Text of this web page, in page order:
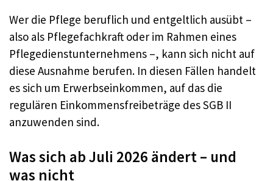
Wer die Pflege beruflich und entgeltlich ausübt –
also als Pflegefachkraft oder im Rahmen eines
Pflegedienstunternehmens –, kann sich nicht auf
diese Ausnahme berufen. In diesen Fällen handelt
es sich um Erwerbseinkommen, auf das die
regulären Einkommensfreibeträge des SGB II
anzuwenden sind.
Was sich ab Juli 2026 ändert – und
was nicht